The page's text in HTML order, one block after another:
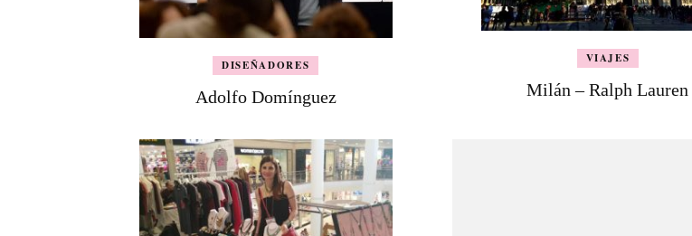
DISEÑADORES
Adolfo Domínguez
VIAJES
Milán – Ralph Lauren